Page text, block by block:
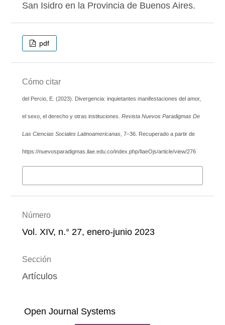
San Isidro en la Provincia de Buenos Aires.
pdf
Cómo citar
del Percio, E. (2023). Divergencia: inquietantes manifestaciones del amor,
el sexo, el derecho y otras instituciones. Revista Nuevos Paradigmas De
Las Ciencias Sociales Latinoamericanas, 7–36. Recuperado a partir de
https://nuevosparadigmas.ilae.edu.co/index.php/IlaeOjs/article/view/276
Número
Vol. XIV, n.° 27, enero-junio 2023
Sección
Artículos
Open Journal Systems